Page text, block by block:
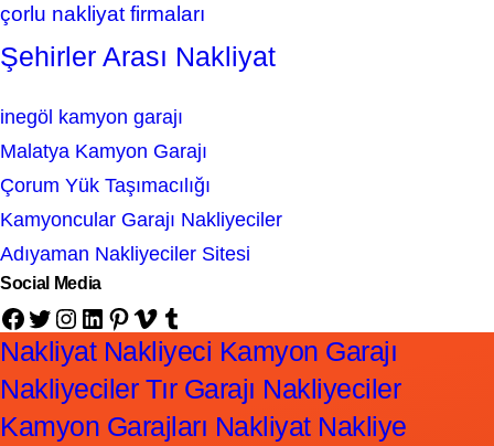
çorlu nakliyat firmaları
Şehirler Arası Nakliyat
inegöl kamyon garajı
Malatya Kamyon Garajı
Çorum Yük Taşımacılığı
Kamyoncular Garajı Nakliyeciler
Adıyaman Nakliyeciler Sitesi
Social Media
Facebook Twitter Instagram LinkedIn Pinterest Vimeo Tumblr
Nakliyat Nakliyeci Kamyon Garajı
Nakliyeciler Tır Garajı Nakliyeciler
Kamyon Garajları Nakliyat Nakliye